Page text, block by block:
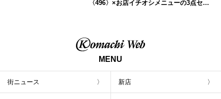
〈496〉×お店イチオシメニューの3点セッ
MENU
街ニュース 新店